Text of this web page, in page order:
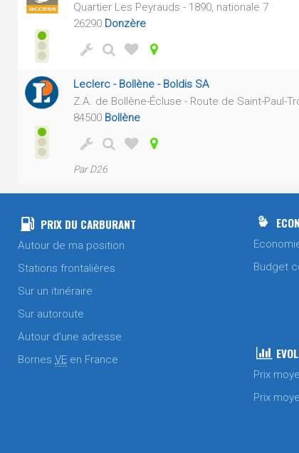
Quartier Les Peyrauds - 1890, nationale 7
26290 Donzère
Leclerc - Bollène - Boldis SA
Z.A. de Bollène-Écluse - Route de Saint-Paul-
84500 Bollène
Par D26
PRIX DU CARBURANT
Autour de ma position
Stations frontalières
Sur un itinéraire
Sur autoroute
Autour d'une adresse
Bornes VE en France
Budget
Prix
Prix